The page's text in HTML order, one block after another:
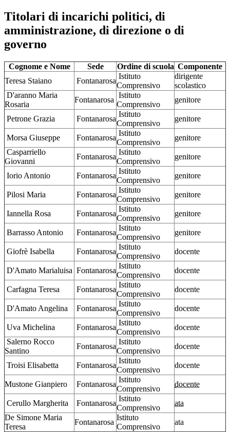
Titolari di incarichi politici, di
amministrazione, di direzione o di
governo
Cognome e Nome Sede Ordine di scuola Componente
Teresa Staiano
Fontanarosa
Istituto
Comprensivo
dirigente
scolastico
D'aranno Maria
Rosaria
Fontanarosa
Istituto
Comprensivo
genitore
Petrone Grazia Fontanarosa
Istituto
Comprensivo
genitore
Morsa Giuseppe Fontanarosa
Istituto
Comprensivo
genitore
Casparriello
Giovanni
Fontanarosa
Istituto
Comprensivo
genitore
Iorio Antonio Fontanarosa
Istituto
Comprensivo
genitore
Pilosi Maria Fontanarosa
Istituto
Comprensivo
genitore
Iannella Rosa Fontanarosa
Istituto
Comprensivo
genitore
Barrasso Antonio Fontanarosa
Istituto
Comprensivo
genitore
Giofrè Isabella Fontanarosa
Istituto
Comprensivo
docente
D'Amato Marialuisa Fontanarosa
Istituto
Comprensivo
docente
Carfagna Teresa Fontanarosa
Istituto
Comprensivo
docente
D'Amato Angelina Fontanarosa
Istituto
Comprensivo
docente
Uva Michelina Fontanarosa
Istituto
Comprensivo
docente
Salerno Rocco
Santino
Fontanarosa
Istituto
Comprensivo
docente
Troisi Elisabetta Fontanarosa
Istituto
Comprensivo
docente
Mustone Gianpiero Fontanarosa
Istituto
Comprensivo
docente
Cerullo Margherita Fontanarosa
Istituto
Comprensivo
ata
De Simone Maria
Teresa
Fontanarosa
Istituto
Comprensivo
ata